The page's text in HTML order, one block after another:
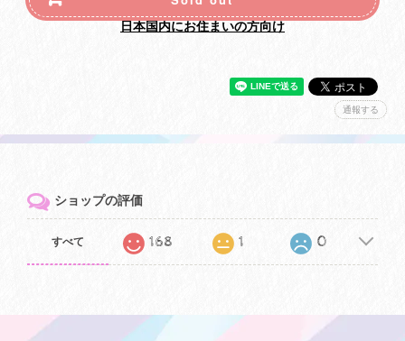
日本国内にお住まいの方向け
通報する
ショップの評価
すべて 168 1 0